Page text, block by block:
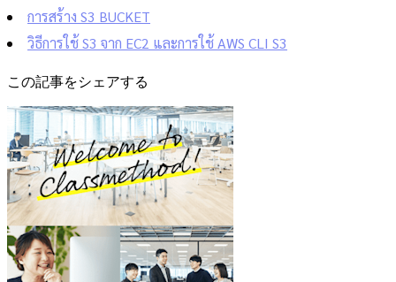
การสร้าง S3 BUCKET
วิธีการใช้ S3 จาก EC2 และการใช้ AWS CLI S3
この記事をシェアする